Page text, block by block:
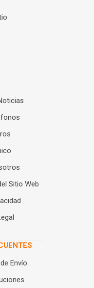
Sitio Web
Envío